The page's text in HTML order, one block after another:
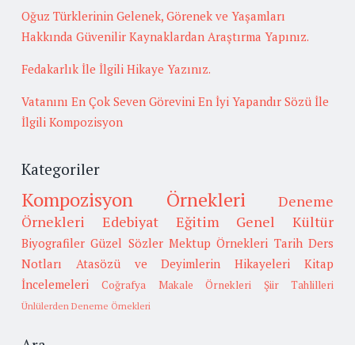
Oğuz Türklerinin Gelenek, Görenek ve Yaşamları
Hakkında Güvenilir Kaynaklardan Araştırma Yapınız.
Fedakarlık İle İlgili Hikaye Yazınız.
Vatanını En Çok Seven Görevini En İyi Yapandır Sözü İle
İlgili Kompozisyon
Kategoriler
Kompozisyon Örnekleri
Deneme
Örnekleri
Edebiyat Eğitim Genel Kültür
Biyografiler Güzel Sözler Mektup Örnekleri Tarih Ders
Notları
Atasözü ve Deyimlerin Hikayeleri
Kitap
İncelemeleri
Coğrafya Makale Örnekleri Şiir Tahlilleri
Ünlülerden Deneme Örnekleri